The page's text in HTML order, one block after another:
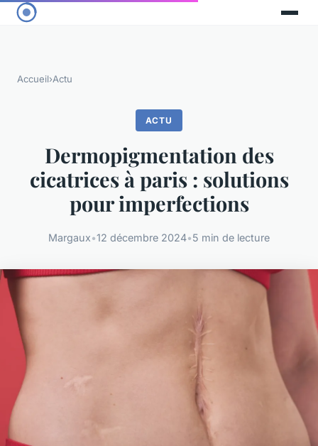
Accueil›Actu
ACTU
Dermopigmentation des
cicatrices à paris : solutions
pour imperfections
Margaux•12 décembre 2024•5 min de lecture